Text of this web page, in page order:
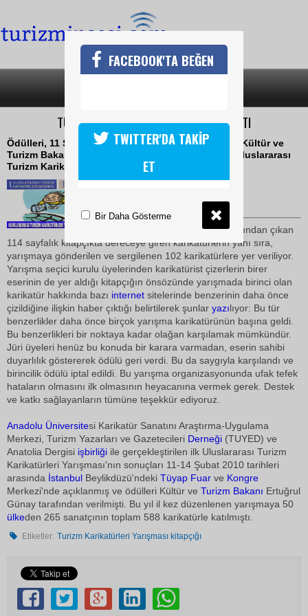
TURİZM KARİKATÜRLERİ KİTAPÇIĞI ÇIKTI
Ödülleri, 11 Şubat 2010 tarihinde EMITT Fuarı'nda Kültür ve
Turizm Bakanı Ertuğrul Günay tarafından verilen Uluslararası
Turizm Karikatürleri Yarışması'nın kitapçığı basıldı
si yayınlarından çıkan
114 sayfalık kitapçıkta dereceye giren karikatürlerin yanı sıra,
yarışmaya gönderilen ve sergilenen 102 karikatürlere yer veriliyor.
Yarışma seçici kurulu üyelerinden karikatürist çizerlerin birer
eserinin de yer aldığı kitapçığın önsözünde yarışmada birinci olan
karikatür hakkında bazı internet sitelerinde benzerinin daha önce
çizildiğine ilişkin haber çıktığı belirtilerek şunlar yazılıyor: Bu tür
benzerlikler daha önce birçok yarışma karikatürünün başına geldi.
Bu benzerlikleri bir noktaya kadar olağan karşılamak mümkündür.
Jüri üyeleri henüz bu konuda bir karara varmadan, eserin sahibi
duyarlılık göstererek ödülü geri verdi. Bu da saygıyla karşılandı ve
birincilik ödülü iptal edildi. Bu yarışma organizasyonunda ufak tefek
hataların olmasını ilk olmasının heyacanına vermek gerek. Destek
ve katkı sağlayanların tümüne teşekkür ediyoruz.
Anadolu Üniversitesi Karikatür Sanatını Araştırma-Uygulama
Merkezi, Turizm Yazarları ve Gazetecileri Derneği (TUYED) ve
Anatolia Dergisi işbirliği ile gerçekleştirilen ilk Uluslararası Turizm
Karikatürleri Yarışması'nın sonuçları 11-14 Şubat 2010 tarihleri
arasında İstanbul Beylikdüzü'ndeki Tüyap Fuar ve Kongre
Merkezi'nde açıklanmış ve ödülleri Kültür ve Turizm Bakanı Ertuğrul
Günay tarafından verilmişti. Bu yıl il kez düzenlenen yarışmaya 50
ülkeden 265 sanatçının toplam 588 karikatürle katılmıştı.
Etiketler: Turizm Karikatürleri Yarışması kitapçığı
FACEBOOK'TA BEĞEN
TWITTER'DA TAKİP
ET
Bir Daha Gösterme